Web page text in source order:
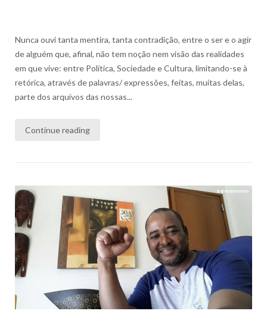
Nunca ouvi tanta mentira, tanta contradição, entre o ser e o agir
de alguém que, afinal, não tem noção nem visão das realidades
em que vive: entre Política, Sociedade e Cultura, limitando-se à
retórica, através de palavras/ expressões, feitas, muitas delas,
parte dos arquivos das nossas...
Continue reading